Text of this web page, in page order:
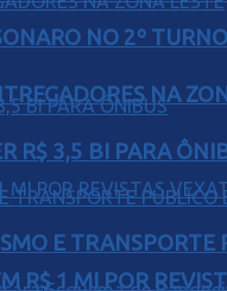
NA
R$ 1 MI POR
NO 2º
R$ 3,5 BI PARA
E TRANSPORTE